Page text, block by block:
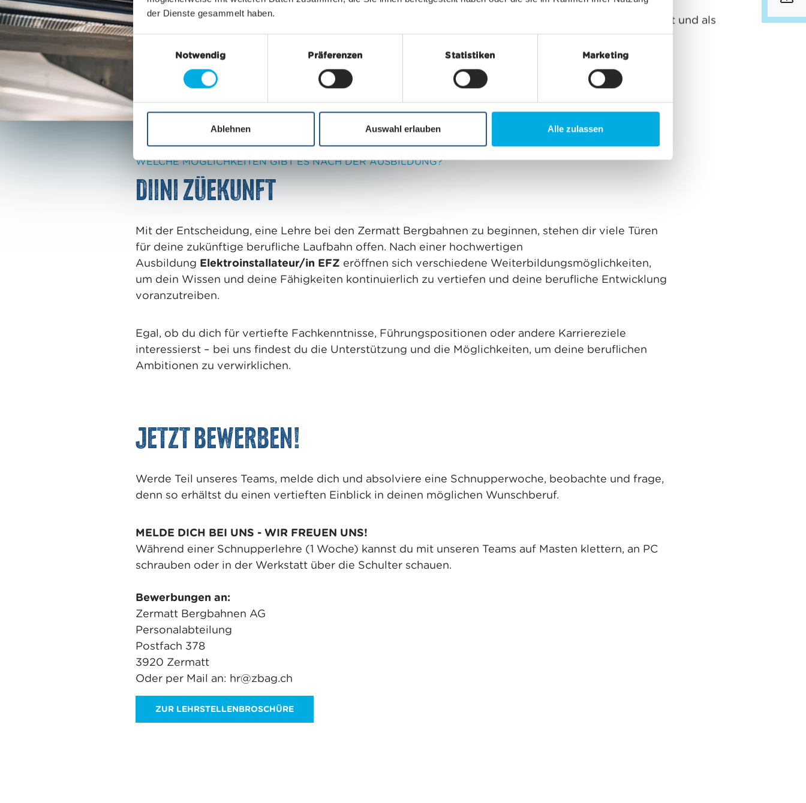
der Dienste gesammelt haben.
i
l
g
n
g
a
u
a
h
Notwendig Präferenzen Statistiken Marketing
Ablehnen Auswahl erlauben Alle zulassen
Du bist gerne an der frischen Luft und als
Teamplayer bekannt.
WELCHE MÖGLICHKEITEN GIBT ES NACH DER AUSBILDUNG?
Diini Züekunft
Mit der Entscheidung, eine Lehre bei den Zermatt Bergbahnen zu beginnen, stehen dir viele Türen
für deine zukünftige berufliche Laufbahn offen. Nach einer hochwertigen
Ausbildung Elektroinstallateur/in EFZ eröffnen sich verschiedene Weiterbildungsmöglichkeiten,
um dein Wissen und deine Fähigkeiten kontinuierlich zu vertiefen und deine berufliche Entwicklung
voranzutreiben.
Egal, ob du dich für vertiefte Fachkenntnisse, Führungspositionen oder andere Karriereziele
interessierst – bei uns findest du die Unterstützung und die Möglichkeiten, um deine beruflichen
Ambitionen zu verwirklichen.
Jetzt Bewerben!
Werde Teil unseres Teams, melde dich und absolviere eine Schnupperwoche, beobachte und frage,
denn so erhältst du einen vertieften Einblick in deinen möglichen Wunschberuf.
MELDE DICH BEI UNS - WIR FREUEN UNS!
Während einer Schnupperlehre (1 Woche) kannst du mit unseren Teams auf Masten klettern, an PC
schrauben oder in der Werkstatt über die Schulter schauen.
Bewerbungen an:
Zermatt Bergbahnen AG
Personalabteilung
Postfach 378
3920 Zermatt
Oder per Mail an: hr@zbag.ch
ZUR LEHRSTELLENBROSCHÜRE